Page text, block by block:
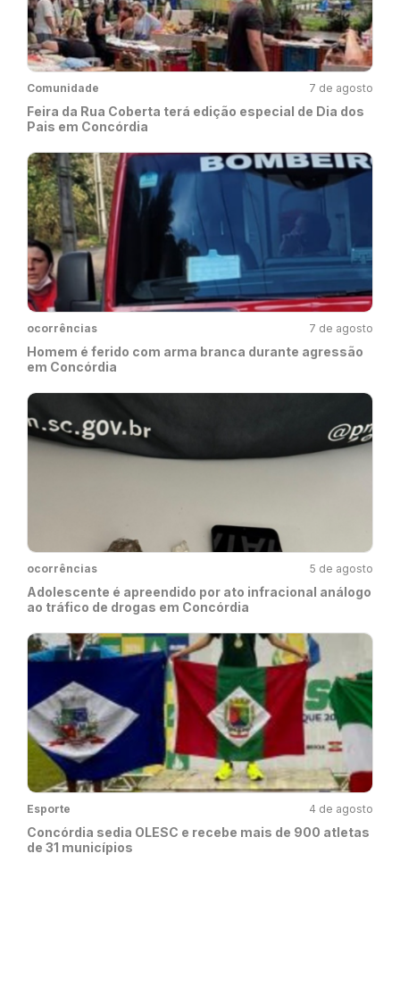
Comunidade 7 de agosto
Feira da Rua Coberta terá edição especial de Dia dos
Pais em Concórdia
ocorrências 7 de agosto
Homem é ferido com arma branca durante agressão
em Concórdia
ocorrências 5 de agosto
Adolescente é apreendido por ato infracional análogo
ao tráfico de drogas em Concórdia
Esporte 4 de agosto
Concórdia sedia OLESC e recebe mais de 900 atletas
de 31 municípios